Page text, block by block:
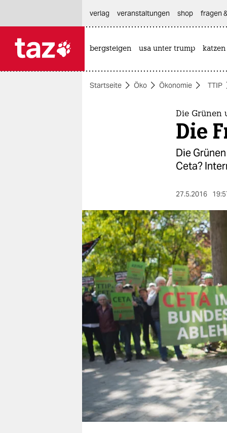
themen
berlin
nord
wahrheit
verlag
verlag
veranstaltungen
shop
fragen & hilfe
unterstützen
abo
verlag
veranstaltungen shop fragen
bergsteigen usa unter trump katzen
Startseite Öko Ökonomie TTIP
Die Grünen
Die
Die
Ceta?
27.5.2016